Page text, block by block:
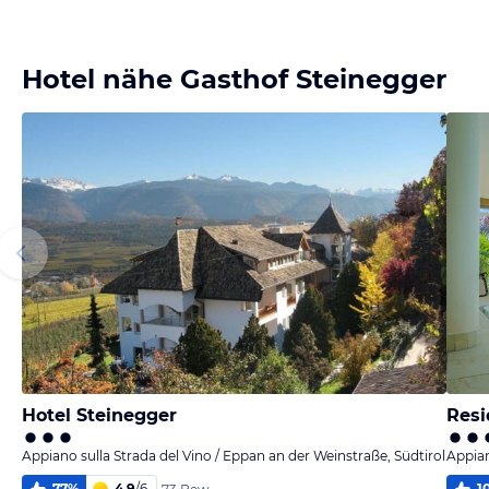
Hotel nähe Gasthof Steinegger
Hotel Steinegger
Appiano sulla Strada del Vino / Eppan an der Weinstraße, Südtirol